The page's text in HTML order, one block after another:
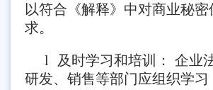
以符合《解释》中对商业秘
求。
l 及时学习和培训： 企业
研发、销售等部门应组织学习